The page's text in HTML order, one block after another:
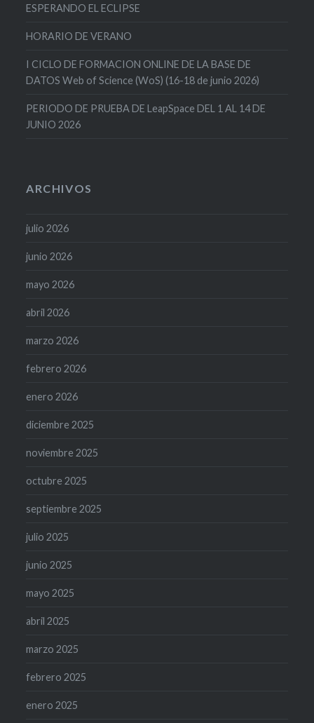
ESPERANDO EL ECLIPSE
HORARIO DE VERANO
I CICLO DE FORMACION ONLINE DE LA BASE DE
DATOS Web of Science (WoS) (16-18 de junio 2026)
PERIODO DE PRUEBA DE LeapSpace DEL 1 AL 14 DE
JUNIO 2026
ARCHIVOS
julio 2026
junio 2026
mayo 2026
abril 2026
marzo 2026
febrero 2026
enero 2026
diciembre 2025
noviembre 2025
octubre 2025
septiembre 2025
julio 2025
junio 2025
mayo 2025
abril 2025
marzo 2025
febrero 2025
enero 2025